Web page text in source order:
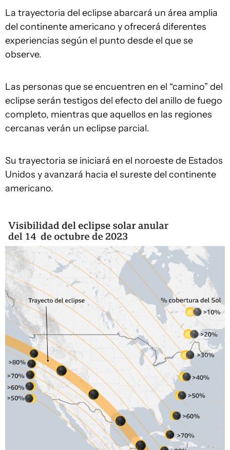
La trayectoria del eclipse abarcará un área amplia
del continente americano y ofrecerá diferentes
experiencias según el punto desde el que se
observe.
Las personas que se encuentren en el “camino” del
eclipse serán testigos del efecto del anillo de fuego
completo, mientras que aquellos en las regiones
cercanas verán un eclipse parcial.
Su trayectoria se iniciará en el noroeste de Estados
Unidos y avanzará hacia el sureste del continente
americano.